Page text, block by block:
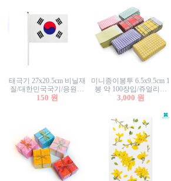
태극기 27x20.5cm 비닐재
질/대한민국국기/응원깃
발/행사깃발
150 원
미니종이봉투 6.5x9.5cm 1
봉 약 100장입/쥬얼리봉
투/증명사진봉투/악세사
3,000 원